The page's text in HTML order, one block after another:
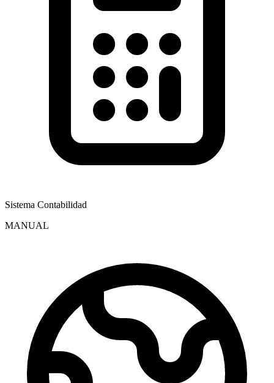
Sistema Contabilidad
MANUAL